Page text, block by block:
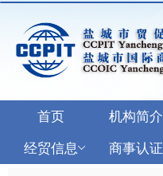
首页 机构简介
经贸信息
商事认证